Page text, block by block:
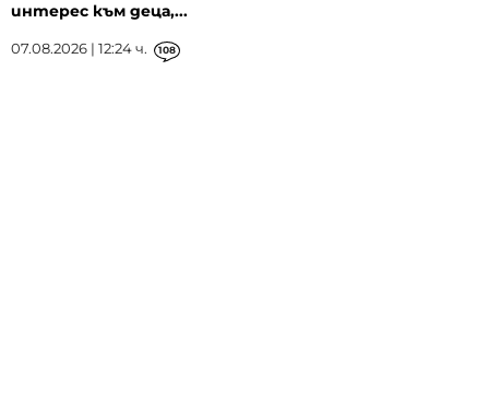
интерес към деца,...
07.08.2026 | 12:24 ч. 108